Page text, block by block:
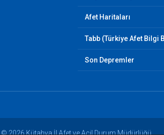
Afet Haritaları
Tabb (Türkiye Afet Bilgi
Son Depremler
© 2026 Kütahya İl Afet ve Acil Durum Müdürlüğü